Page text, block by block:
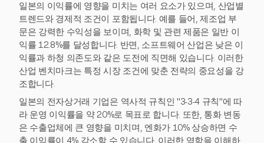
일본의 이익률에 영향을 미치는 여러 요소가 있으며, 산업별
트렌드와 경제적 조건이 포함됩니다. 예를 들어, 제조업 부
문은 강력한 수익성을 보이며, 화학 및 관련 제품은 일반 이
익률 12.8%를 달성합니다. 반면, 소프트웨어 산업은 낮은 이
익률과 하청 의존도와 같은 도전에 직면해 있습니다. 이러한
산업 벤치마크는 특정 시장 조건에 맞춘 전략의 중요성을 강
조합니다.
일본의 전자상거래 기업은 역사적 규칙인 "3-3-4 규칙"에 따
라 운영 이익률을 약 20%로 목표로 합니다. 또한, 통화 변동
은 수출업체에 큰 영향을 미치며, 엔화가 10% 상승하면 수
출 이익률이 4% 감소할 수 있습니다. 이러한 역학을 이해하